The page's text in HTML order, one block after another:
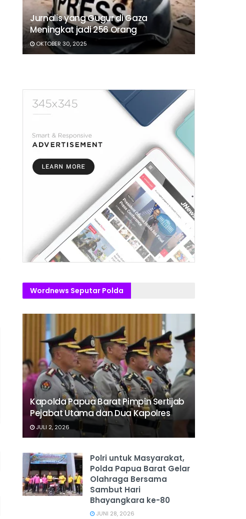
Jurnalis yang Gugur di Gaza
Meningkat jadi 256 Orang
OKTOBER 30, 2025
Wordnews Seputar Polda
Kapolda Papua Barat Pimpin Sertijab
Pejabat Utama dan Dua Kapolres
JULI 2, 2026
Polri untuk Masyarakat,
Polda Papua Barat Gelar
Olahraga Bersama
Sambut Hari
Bhayangkara ke-80
JUNI 28, 2026